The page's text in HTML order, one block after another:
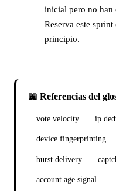
inicial pero no han
Reserva este
principio.
📖 Referencias del
vote velocity ip
device fingerprinting
burst delivery
account age signal